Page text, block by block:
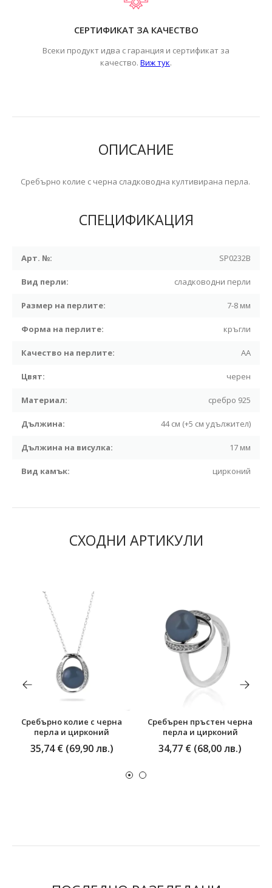
СЕРТИФИКАТ ЗА КАЧЕСТВО
Всеки продукт идва с гаранция и сертификат за
качество. Виж тук.
ОПИСАНИЕ
Сребърно колие с черна сладководна култивирана перла.
СПЕЦИФИКАЦИЯ
Арт. №: SP0232B
Вид перли: сладководни перли
Размер на перлите: 7-8 мм
Форма на перлите: кръгли
Качество на перлите: АА
Цвят: черен
Материал: сребро 925
Дължина: 44 см (+5 см удължител)
Дължина на висулка: 17 мм
Вид камък: цирконий
СХОДНИ АРТИКУЛИ
Сребърно колие с черна
перла и цирконий
35,74 € (69,90 лв.)
Сребърен пръстен черна
перла и цирконий
34,77 € (68,00 лв.)